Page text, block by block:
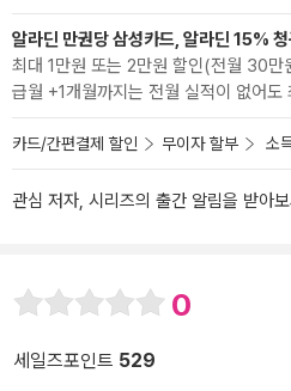
알라딘 만권당 삼성카드, 알라딘 15%
최대 1만원 또는 2만원 할인(전월 30
급월 +1개월까지는 전월 실적이 없어도
카드/간편결제 할인 무이자 할부 소
관심 저자, 시리즈의 출간 알림을 받아
0
세일즈포인트 529